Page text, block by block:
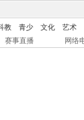
教 青少 文化
艺术
赛事直播 网络